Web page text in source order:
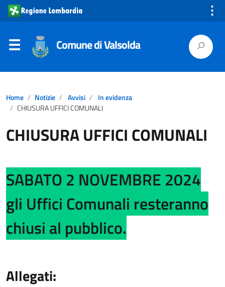
⋮
Comune di Valsolda
Home Notizie Avvisi
In evidenza
CHIUSURA UFFICI COMUNALI
CHIUSURA UFFICI COMUNALI
SABATO 2 NOVEMBRE 2024
gli Uffici Comunali resteranno
chiusi al pubblico.
Allegati: